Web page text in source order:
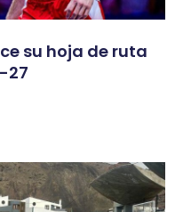
su hoja de ruta
27